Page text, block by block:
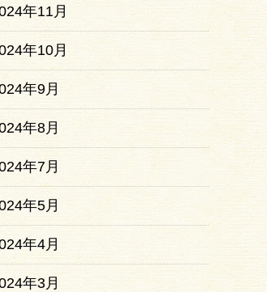
年11月
年10月
年9月
年8月
年7月
年5月
年4月
年3月